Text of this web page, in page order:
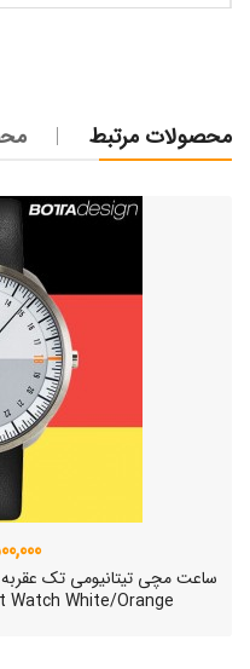
محصولات مرتبط
Watch White/Orange